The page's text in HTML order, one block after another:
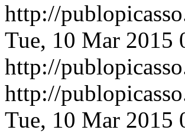
http://
Tue, 10 Mar 2015
http://
http://
Tue, 10 Mar 2015